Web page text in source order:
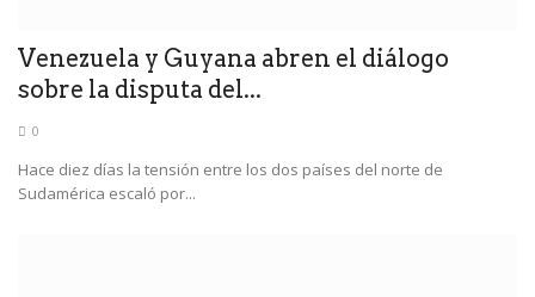
Venezuela y Guyana abren el diálogo
sobre la disputa del...
0
Hace diez días la tensión entre los dos países del norte de
Sudamérica escaló por...